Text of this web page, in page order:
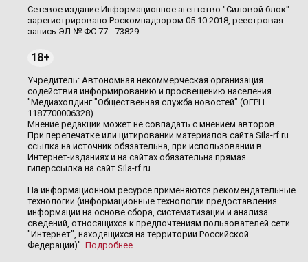
Сетевое издание Информационное агентство "Силовой блок"
зарегистрировано Роскомнадзором 05.10.2018, реестровая
запись ЭЛ № ФС 77 - 73829.
18+
Учредитель: Автономная некоммерческая организация
содействия информированию и просвещению населения
"Медиахолдинг "Общественная служба новостей" (ОГРН
1187700006328).
Мнение редакции может не совпадать с мнением авторов.
При перепечатке или цитировании материалов сайта Sila-rf.ru
ссылка на источник обязательна, при использовании в
Интернет-изданиях и на сайтах обязательна прямая
гиперссылка на сайт Sila-rf.ru.
На информационном ресурсе применяются рекомендательные
технологии (информационные технологии предоставления
информации на основе сбора, систематизации и анализа
сведений, относящихся к предпочтениям пользователей сети
"Интернет", находящихся на территории Российской
Федерации)". Подробнее.